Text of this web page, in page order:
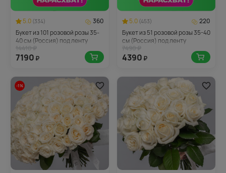
5.0 (334)
360
Букет из 101 розовой розы 35-
40 см (Россия) под ленту
7190 ₽
5.0 (453)
220
Букет из 51 розовой розы 35-40
см (Россия) под ленту
4390 ₽
-1%